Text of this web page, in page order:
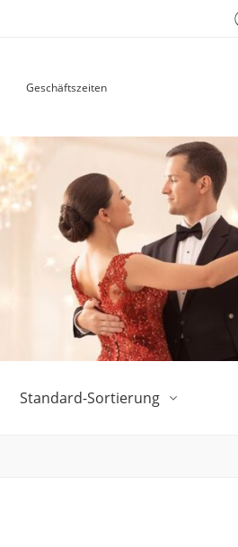
Geschäftszeiten
Standard-Sortierung